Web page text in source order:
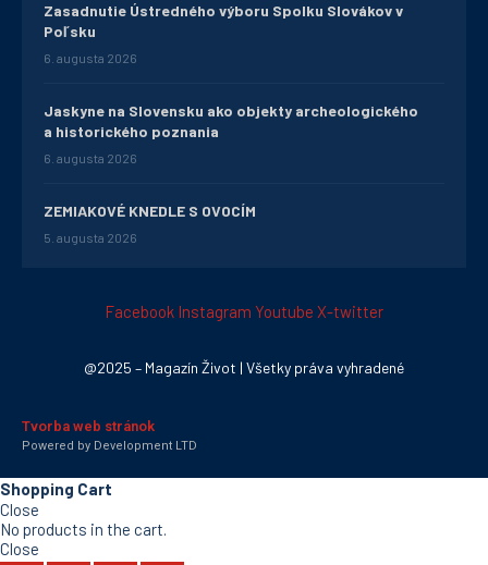
Zasadnutie Ústredného výboru Spolku Slovákov v
Poľsku
6. augusta 2026
Jaskyne na Slovensku ako objekty archeologického
a historického poznania
6. augusta 2026
ZEMIAKOVÉ KNEDLE S OVOCÍM
5. augusta 2026
Facebook Instagram Youtube X-twitter
@2025 – Magazín Život | Všetky práva vyhradené
Tvorba web stránok
Powered by Development LTD
Shopping Cart
Close
No products in the cart.
Close